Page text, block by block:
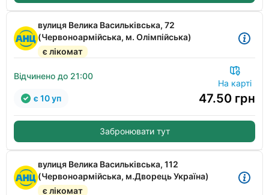
вулиця Велика Васильківська, 72
(Червоноармійська, м. Олімпійська)
є лікомат
Відчинено до 21:00
На карті
47.50 грн
є 10 уп
Забронювати тут
вулиця Велика Васильківська, 112
(Червоноармійська, м.Дворець Україна)
є лікомат